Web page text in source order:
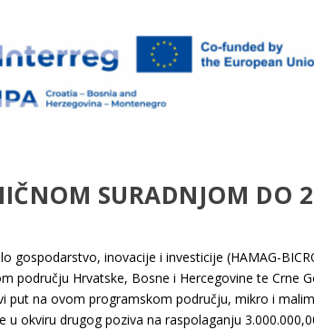
SURADNJOM DO
gospodarstvo, inovacije i investicije (HAMAG-
području Hrvatske, Bosne i Hercegovine te Crne
put na ovom programskom području, mikro i
u okviru drugog poziva na raspolaganju